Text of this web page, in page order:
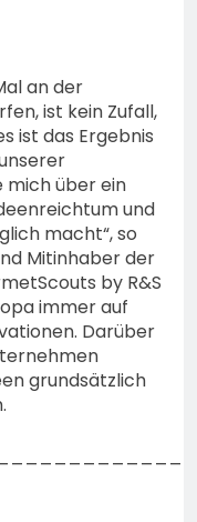
an der
ist kein Zufall,
ist das Ergebnis
mich über ein
und
macht“, so
Mitinhaber der
by R&S
immer auf
Darüber
grundsätzlich